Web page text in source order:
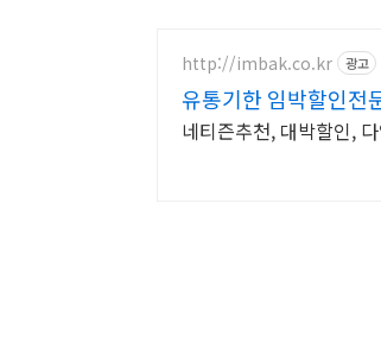
http://imbak.co.kr 광고
유통기한 임박할인전
네티즌추천, 대박할인,